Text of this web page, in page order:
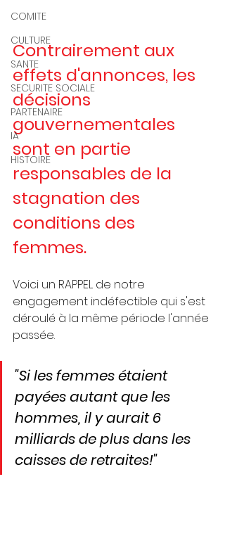
COMITE
CULTURE
SANTE
SECURITE SOCIALE
PARTENAIRE
IA
HISTOIRE
Contrairement aux
effets d'annonces, les
décisions
gouvernementales
sont en partie
responsables de la
stagnation des
conditions des
femmes.
Voici un RAPPEL de notre
engagement indéfectible qui s'est
déroulé à la même période l'année
passée.
"Si les femmes étaient
payées autant que les
hommes, il y aurait 6
milliards de plus dans les
caisses de retraites!"